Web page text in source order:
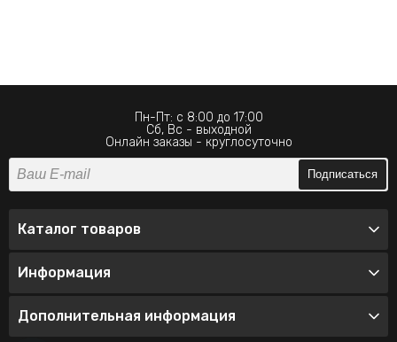
Пн-Пт: с 8:00 до 17:00
Сб, Вс - выходной
Онлайн заказы - круглосуточно
Подписаться
Каталог товаров
Информация
Дополнительная информация